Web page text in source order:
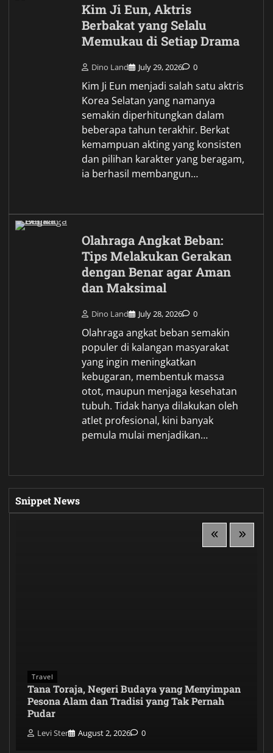
Kim Ji Eun, Aktris
Berbakat yang Selalu
Memukau di Setiap Drama
Dino Land July 29, 2026 0
Kim Ji Eun menjadi salah satu aktris
Korea Selatan yang namanya
semakin diperhitungkan dalam
beberapa tahun terakhir. Berkat
kemampuan akting yang konsisten
dan pilihan karakter yang beragam,
ia berhasil membangun…
Olahraga Angkat Beban:
Tips Melakukan Gerakan
dengan Benar agar Aman
dan Maksimal
Dino Land July 28, 2026 0
Olahraga angkat beban semakin
populer di kalangan masyarakat
yang ingin meningkatkan
kebugaran, membentuk massa
otot, maupun menjaga kesehatan
tubuh. Tidak hanya dilakukan oleh
atlet profesional, kini banyak
pemula mulai menjadikan…
Snippet News
Travel
Tana Toraja, Negeri Budaya yang Menyimpan
Pesona Alam dan Tradisi yang Tak Pernah
Pudar
Levi Ster August 2, 2026 0